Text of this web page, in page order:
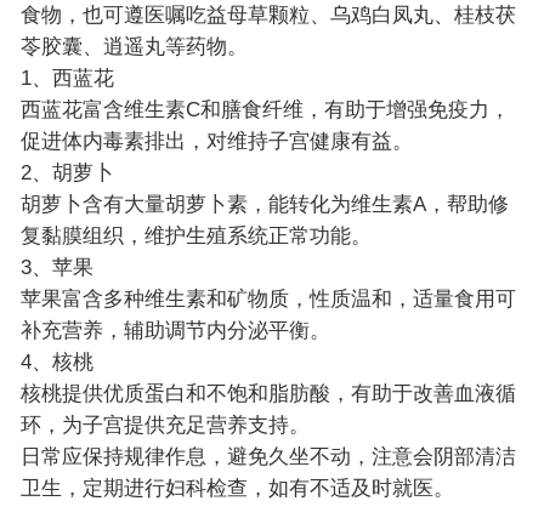
食物，也可遵医嘱吃益母草颗粒、乌鸡白凤丸、桂枝茯
苓胶囊、逍遥丸等药物。
1、西蓝花
西蓝花富含维生素C和膳食纤维，有助于增强免疫力，
促进体内毒素排出，对维持子宫健康有益。
2、胡萝卜
胡萝卜含有大量胡萝卜素，能转化为维生素A，帮助修
复黏膜组织，维护生殖系统正常功能。
3、苹果
苹果富含多种维生素和矿物质，性质温和，适量食用可
补充营养，辅助调节内分泌平衡。
4、核桃
核桃提供优质蛋白和不饱和脂肪酸，有助于改善血液循
环，为子宫提供充足营养支持。
日常应保持规律作息，避免久坐不动，注意会阴部清洁
卫生，定期进行妇科检查，如有不适及时就医。